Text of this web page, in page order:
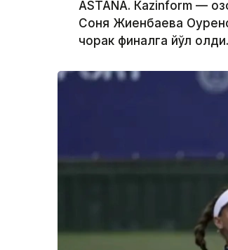
ASTANА. Кazinform —
Соня Жиенбаева
чорак финалга йўл олди.